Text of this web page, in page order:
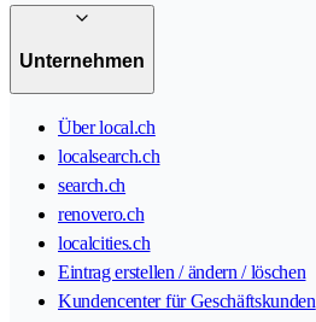
Unternehmen
Über local.ch
localsearch.ch
search.ch
renovero.ch
localcities.ch
Eintrag erstellen / ändern / löschen
Kundencenter für Geschäftskunden